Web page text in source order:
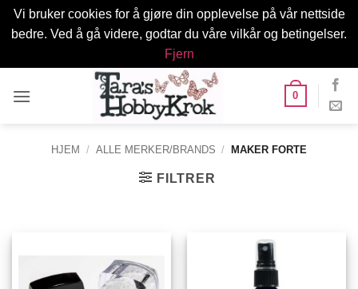
Vi bruker cookies for å gjøre din opplevelse på vår nettside
bedre. Ved å gå videre, godtar du våre vilkår og betingelser.
Fjern
0
HJEM / ALLE MERKER/BRANDS / MAKER FORTE
FILTRER